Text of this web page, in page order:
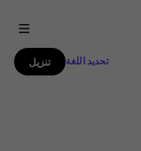
تحديد اللغة تنزيل